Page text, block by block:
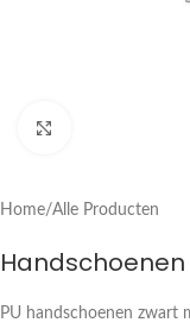
Home/Alle Producten
Handschoenen
PU handschoenen zwart